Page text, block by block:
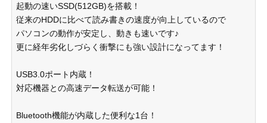
起動の速いSSD(512GB)を搭載！
従来のHDDに比べて読み書きの速度が向上しているので
パソコンの動作が安定し、動きも速いです♪
更に経年劣化しづらく衝撃にも強い設計になってます！
USB3.0ポート内蔵！
対応機器との高速データ転送が可能！
Bluetooth機能が内蔵した便利な1台！